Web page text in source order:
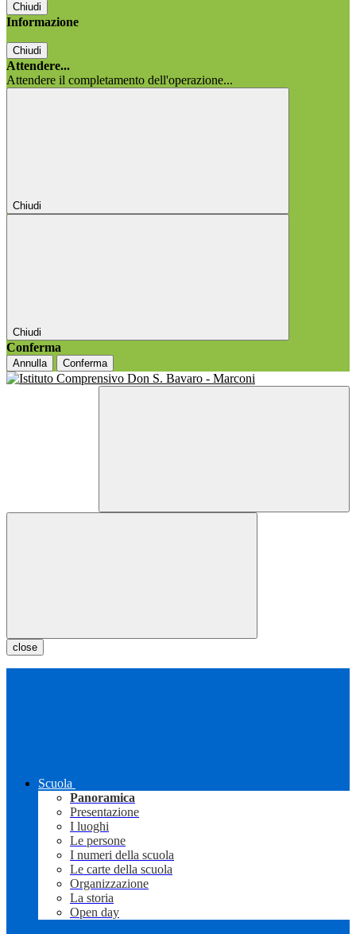
Chiudi
Informazione
Chiudi
Attendere...
Attendere il completamento dell'operazione...
Chiudi
Chiudi
Conferma
Annulla Conferma
close
Scuola
Panoramica
Presentazione
I luoghi
Le persone
I numeri della scuola
Le carte della scuola
Organizzazione
La storia
Open day